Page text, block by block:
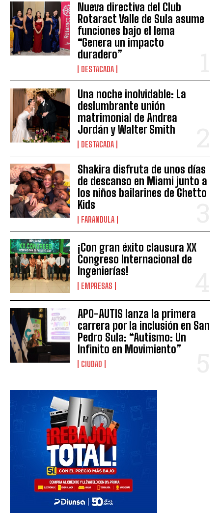
Nueva directiva del Club
Rotaract Valle de Sula asume
funciones bajo el lema
“Genera un impacto
duradero”
DESTACADA
Una noche inolvidable: La
deslumbrante unión
matrimonial de Andrea
Jordán y Walter Smith
DESTACADA
Shakira disfruta de unos días
de descanso en Miami junto a
los niños bailarines de Ghetto
Kids
FARANDULA
¡Con gran éxito clausura XX
Congreso Internacional de
Ingenierías!
EMPRESAS
APO-AUTIS lanza la primera
carrera por la inclusión en San
Pedro Sula: “Autismo: Un
Infinito en Movimiento”
CIUDAD